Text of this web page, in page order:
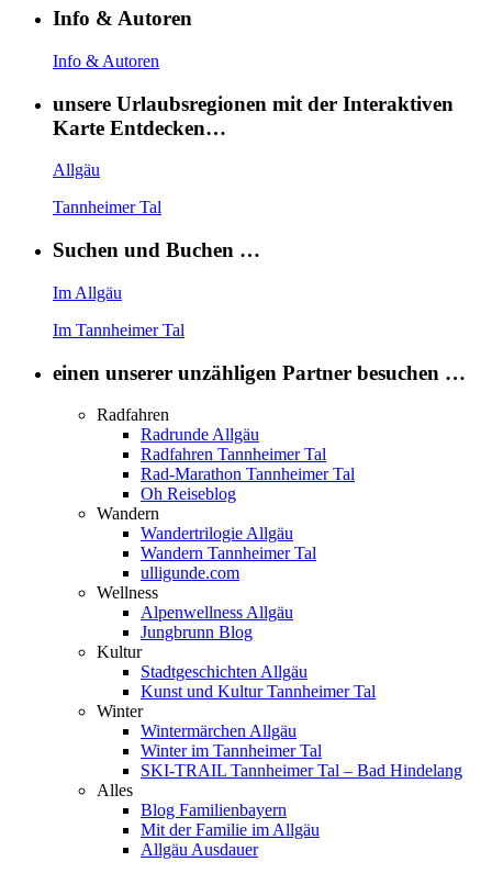
Info & Autoren
Info & Autoren
unsere Urlaubsregionen mit der Interaktiven
Karte Entdecken…
Allgäu
Tannheimer Tal
Suchen und Buchen …
Im Allgäu
Im Tannheimer Tal
einen unserer unzähligen Partner besuchen …
Radfahren
Radrunde Allgäu
Radfahren Tannheimer Tal
Rad-Marathon Tannheimer Tal
Oh Reiseblog
Wandern
Wandertrilogie Allgäu
Wandern Tannheimer Tal
ulligunde.com
Wellness
Alpenwellness Allgäu
Jungbrunn Blog
Kultur
Stadtgeschichten Allgäu
Kunst und Kultur Tannheimer Tal
Winter
Wintermärchen Allgäu
Winter im Tannheimer Tal
SKI-TRAIL Tannheimer Tal – Bad Hindelang
Alles
Blog Familienbayern
Mit der Familie im Allgäu
Allgäu Ausdauer